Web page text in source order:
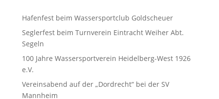
Hafenfest beim Wassersportclub Goldscheuer
Seglerfest beim Turnverein Eintracht Weiher Abt.
Segeln
100 Jahre Wassersportverein Heidelberg-West 1926
e.V.
Vereinsabend auf der „Dordrecht“ bei der SV
Mannheim